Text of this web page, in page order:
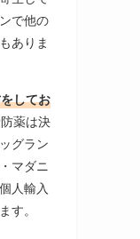
で他の
ありま
してお
薬は決
グラン
マダニ
人輸入
す。